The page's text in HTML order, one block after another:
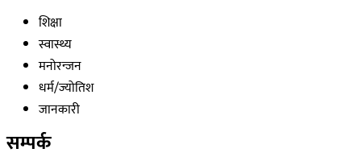
शिक्षा
स्वास्थ्य
मनोरन्जन
धर्म/ज्योतिश
जानकारी
सम्पर्क